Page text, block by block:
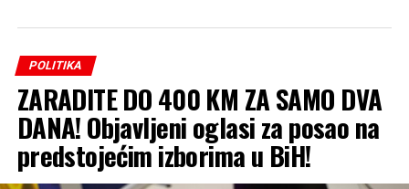
navodima istražilaca, locirani na adresi Ambasade BiH u
Danskoj.
Turkovićeva je istakla da je sud bio podijeljen kada je riječ
o krivičnoj odgovornosti službenog vozača, naglašavajući
da on nije bio na brodu sa kojeg je, navodno, trebalo da
bude preuzet kokain.
POLITIKA
ZARADITE DO 400 KM ZA SAMO DVA
DANA! Objavljeni oglasi za posao na
predstojećim izborima u BiH!